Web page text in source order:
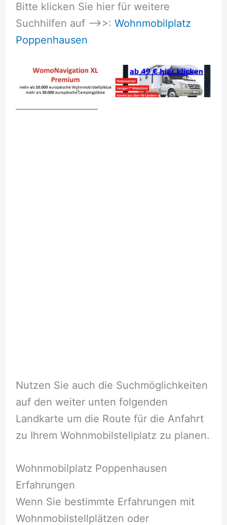
Bitte klicken Sie hier für weitere
Suchhilfen auf –>>: Wohnmobilplatz
Poppenhausen
Nutzen Sie auch die Suchmöglichkeiten
auf den weiter unten folgenden
Landkarte um die Route für die Anfahrt
zu Ihrem Wohnmobilstellplatz zu planen.
Wohnmobilplatz Poppenhausen
Erfahrungen
Wenn Sie bestimmte Erfahrungen mit
Wohnmobilstellplätzen oder